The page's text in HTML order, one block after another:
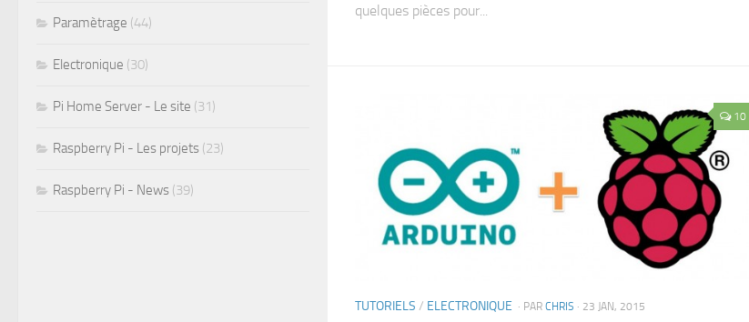
quelques pièces pour...
10
TUTORIELS / ELECTRONIQUE · PAR CHRIS · 23 JAN, 2015
Paramètrage (44)
Electronique (30)
Pi Home Server - Le site (31)
Raspberry Pi - Les projets (23)
Raspberry Pi - News (39)